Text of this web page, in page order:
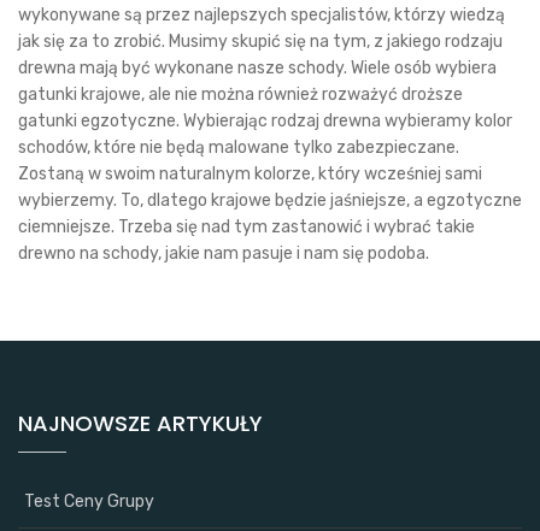
wykonywane są przez najlepszych specjalistów, którzy wiedzą
jak się za to zrobić. Musimy skupić się na tym, z jakiego rodzaju
drewna mają być wykonane nasze schody. Wiele osób wybiera
gatunki krajowe, ale nie można również rozważyć droższe
gatunki egzotyczne. Wybierając rodzaj drewna wybieramy kolor
schodów, które nie będą malowane tylko zabezpieczane.
Zostaną w swoim naturalnym kolorze, który wcześniej sami
wybierzemy. To, dlatego krajowe będzie jaśniejsze, a egzotyczne
ciemniejsze. Trzeba się nad tym zastanowić i wybrać takie
drewno na schody, jakie nam pasuje i nam się podoba.
NAJNOWSZE ARTYKUŁY
Test Ceny Grupy